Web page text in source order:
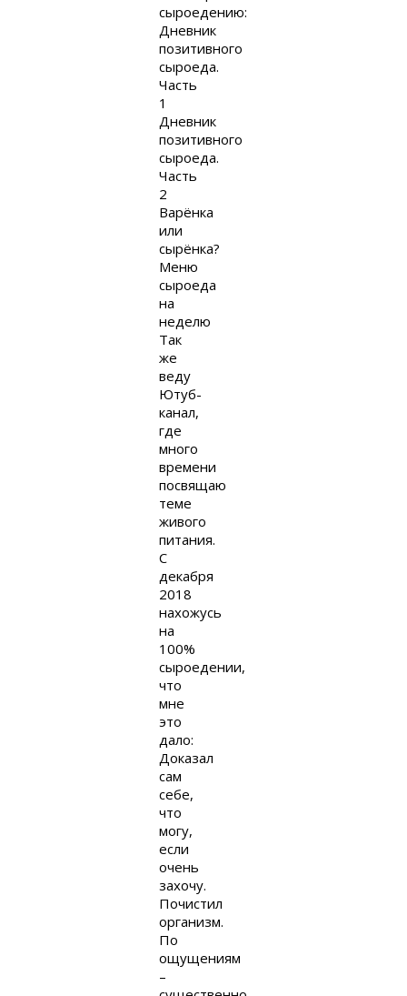
сыроедению:
Дневник
позитивного
сыроеда.
Часть
1
Дневник
позитивного
сыроеда.
Часть
2
Варёнка
или
сырёнка?
Меню
сыроеда
на
неделю
Так
же
веду
Ютуб-
канал,
где
много
времени
посвящаю
теме
живого
питания.
С
декабря
2018
нахожусь
на
100%
сыроедении,
что
мне
это
дало:
Доказал
сам
себе,
что
могу,
если
очень
захочу.
Почистил
организм.
По
ощущениям
–